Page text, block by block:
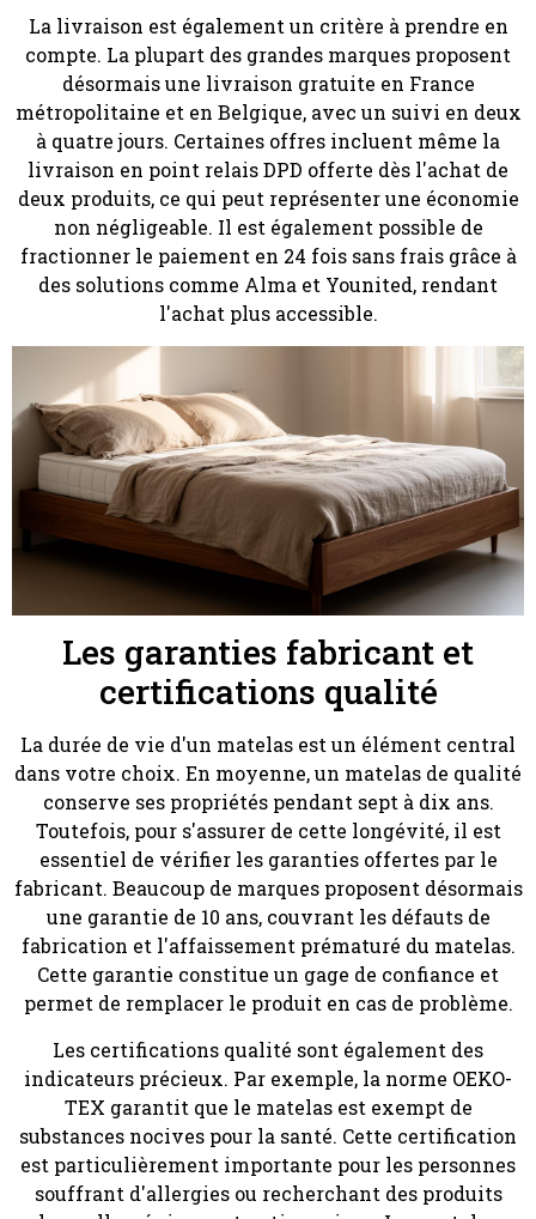
La livraison est également un critère à prendre en
compte. La plupart des grandes marques proposent
désormais une livraison gratuite en France
métropolitaine et en Belgique, avec un suivi en deux
à quatre jours. Certaines offres incluent même la
livraison en point relais DPD offerte dès l'achat de
deux produits, ce qui peut représenter une économie
non négligeable. Il est également possible de
fractionner le paiement en 24 fois sans frais grâce à
des solutions comme Alma et Younited, rendant
l'achat plus accessible.
Les garanties fabricant et
certifications qualité
La durée de vie d'un matelas est un élément central
dans votre choix. En moyenne, un matelas de qualité
conserve ses propriétés pendant sept à dix ans.
Toutefois, pour s'assurer de cette longévité, il est
essentiel de vérifier les garanties offertes par le
fabricant. Beaucoup de marques proposent désormais
une garantie de 10 ans, couvrant les défauts de
fabrication et l'affaissement prématuré du matelas.
Cette garantie constitue un gage de confiance et
permet de remplacer le produit en cas de problème.
Les certifications qualité sont également des
indicateurs précieux. Par exemple, la norme OEKO-
TEX garantit que le matelas est exempt de
substances nocives pour la santé. Cette certification
est particulièrement importante pour les personnes
souffrant d'allergies ou recherchant des produits